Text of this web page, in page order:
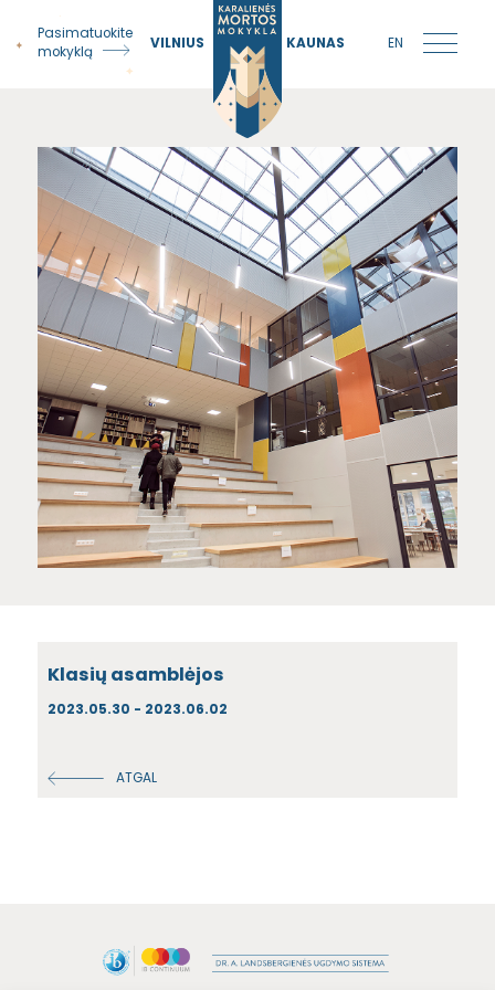
Pasimatuokite
mokyklą
VILNIUS KAUNAS EN
Klasių asamblėjos
2023.05.30 - 2023.06.02
ATGAL